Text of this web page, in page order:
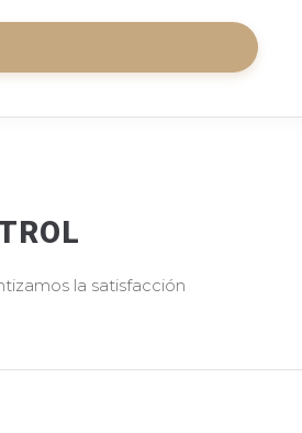
la satisfacción